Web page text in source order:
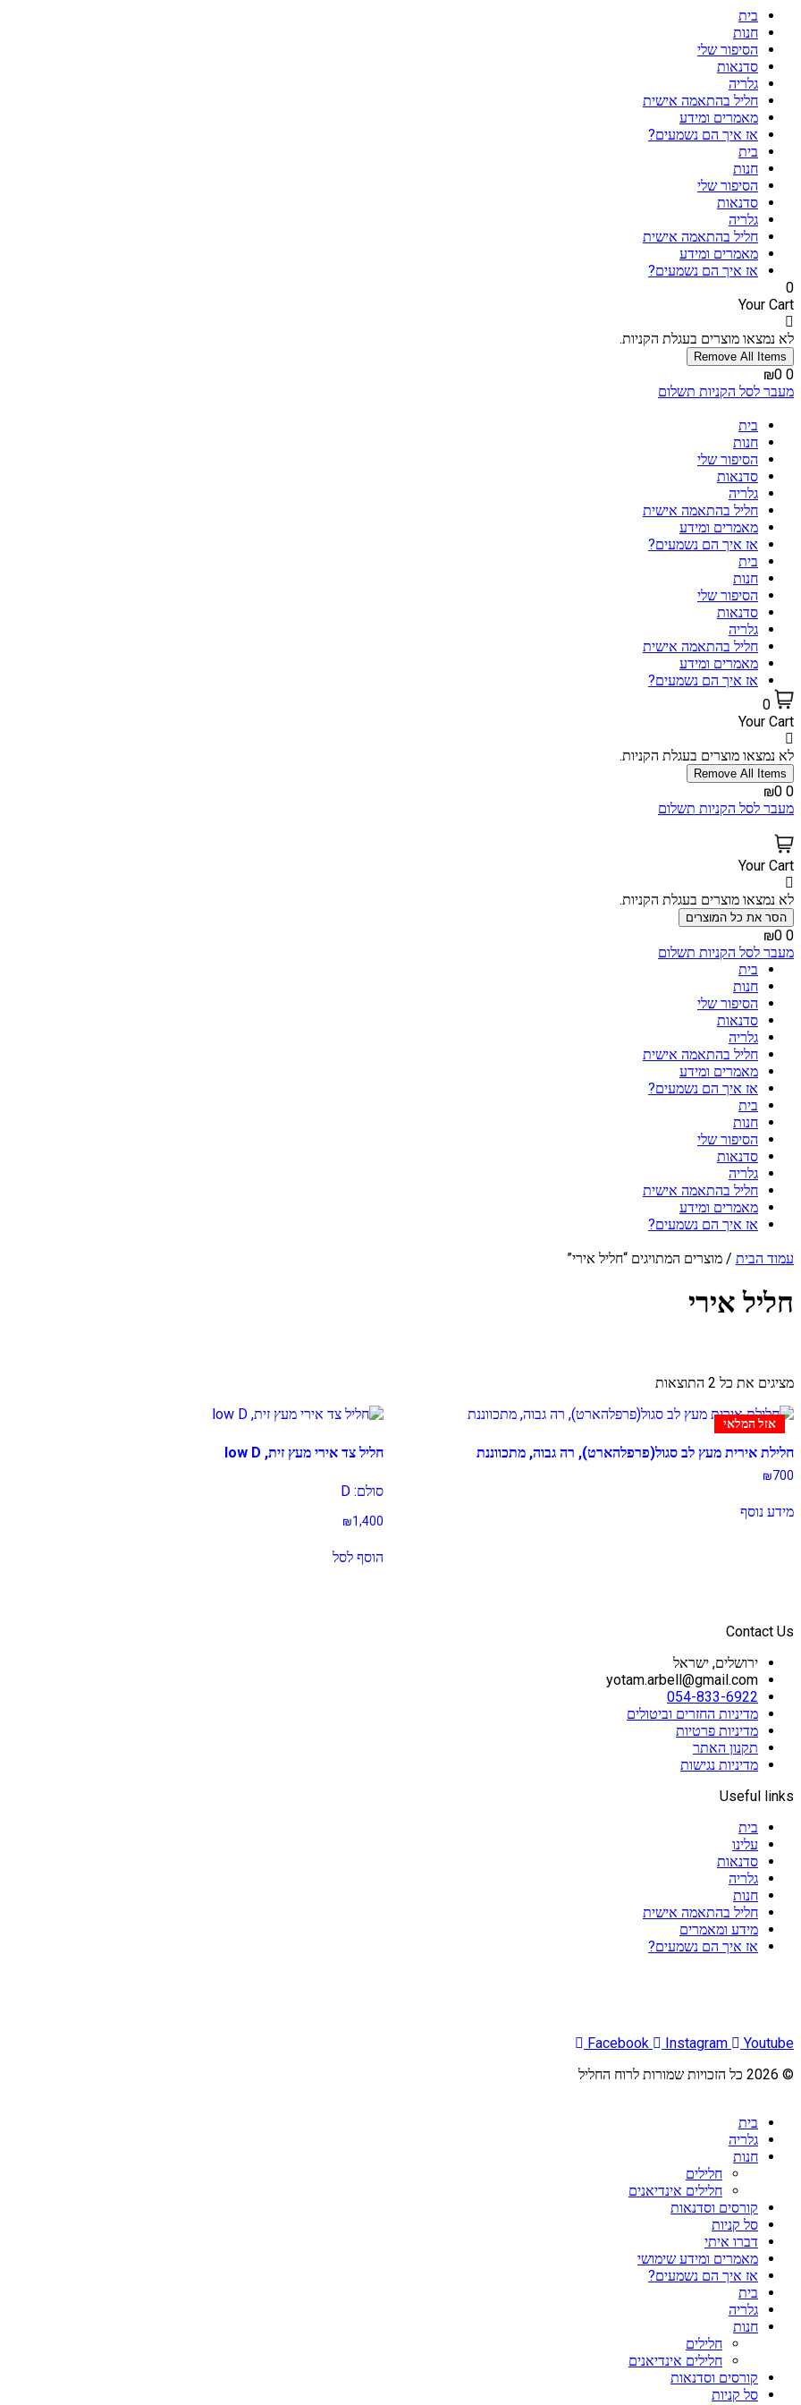
לתוכן
בית
חנות
הסיפור שלי
סדנאות
גלריה
חליל בהתאמה אישית
מאמרים ומידע
אז איך הם נשמעים?
בית
חנות
הסיפור שלי
סדנאות
גלריה
חליל בהתאמה אישית
מאמרים ומידע
אז איך הם נשמעים?
0
Your Cart
לא נמצאו מוצרים בעגלת הקניות.
Remove All Items
0
₪0
מעבר לסל הקניות תשלום
בית
חנות
הסיפור שלי
סדנאות
גלריה
חליל בהתאמה אישית
מאמרים ומידע
אז איך הם נשמעים?
בית
חנות
הסיפור שלי
סדנאות
גלריה
חליל בהתאמה אישית
מאמרים ומידע
אז איך הם נשמעים?
0
Your Cart
לא נמצאו מוצרים בעגלת הקניות.
Remove All Items
0
₪0
מעבר לסל הקניות תשלום
Your Cart
לא נמצאו מוצרים בעגלת הקניות.
הסר את כל המוצרים
0
₪0
מעבר לסל הקניות תשלום
בית
חנות
הסיפור שלי
סדנאות
גלריה
חליל בהתאמה אישית
מאמרים ומידע
אז איך הם נשמעים?
בית
חנות
הסיפור שלי
סדנאות
גלריה
חליל בהתאמה אישית
מאמרים ומידע
אז איך הם נשמעים?
עמוד הבית / מוצרים המתויגים “חליל אירי”
חליל אירי
exclude-from-search
מציגים את כל ⁦2⁩ התוצאות
ממוין
מחיר:
ליקר
אזל המלאי
חלילת אירית מעץ לב סגול(פרפלהארט), רה גבוה, מתכווננת
₪700
מידע נוסף
חליל צד אירי מעץ זית, low D
סולם: D
₪1,400
הוסף לסל
Contact Us
ירושלים, ישראל
yotam.arbell@gmail.com
054-833-6922
מדיניות החזרים וביטולים
מדיניות פרטיות
תקנון האתר
מדיניות נגישות
Useful links
בית
עלינו
סדנאות
גלריה
חנות
חליל בהתאמה אישית
מידע ומאמרים
אז איך הם נשמעים?
Facebook Instagram
Youtube
© 2026 כל הזכויות שמורות לרוח החליל
בית
גלריה
חנות
חלילים
חלילים אינדיאנים
קורסים וסדנאות
סל קניות
דברו איתי
מאמרים ומידע שימושי
אז איך הם נשמעים?
בית
גלריה
חנות
חלילים
חלילים אינדיאנים
קורסים וסדנאות
סל קניות